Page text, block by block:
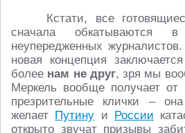
Кстати, все
сначала обкатываются в
неупередженных
новая концепция
более нам не друг, зря мы
Меркель вообще получает
презрительные клички –
желает Путину и России
открыто звучат призывы